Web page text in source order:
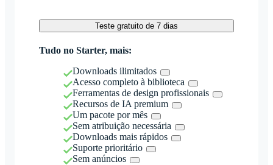
Teste gratuito de 7 dias
Tudo no Starter, mais:
Downloads ilimitados
Acesso completo à biblioteca
Ferramentas de design profissionais
Recursos de IA premium
Um pacote por mês
Sem atribuição necessária
Downloads mais rápidos
Suporte prioritário
Sem anúncios